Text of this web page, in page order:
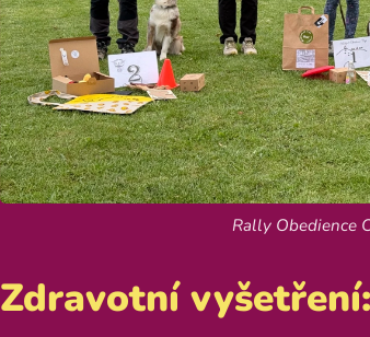
Rally Obedience
Zdravotní vyšetření: